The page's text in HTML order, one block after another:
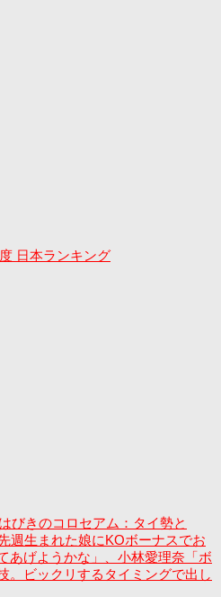
日本ランキング
びきのコロセアム：タイ勢と
週生まれた娘にKOボーナスでお
あげようかな」、小林愛理奈「ボ
。ビックリするタイミングで出し